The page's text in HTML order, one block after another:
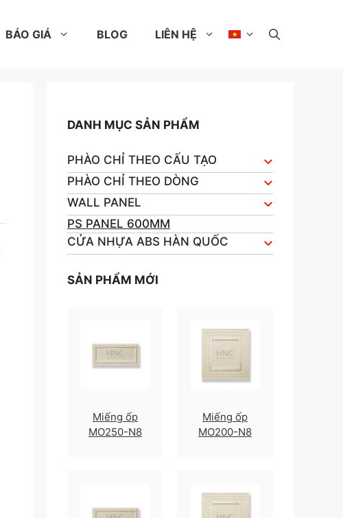
BÁO GIÁ BLOG LIÊN HỆ
DANH MỤC SẢN PHẨM
PHÀO CHỈ THEO CẤU TẠO
PHÀO CHỈ THEO DÒNG
WALL PANEL
PS PANEL 600MM
CỬA NHỰA ABS HÀN QUỐC
SẢN PHẨM MỚI
Miếng ốp
MO250-N8
Miếng ốp
MO200-N8